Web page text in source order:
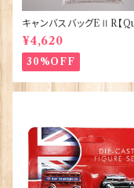
キャンバスバッグEⅡR【
ElizabethⅡ
e】Victoria Eggs 90332
¥4,620
30%OFF